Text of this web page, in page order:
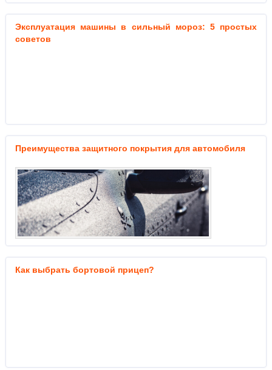
Эксплуатация машины в сильный мороз: 5 простых
советов
Преимущества защитного покрытия для автомобиля
Как выбрать бортовой прицеп?